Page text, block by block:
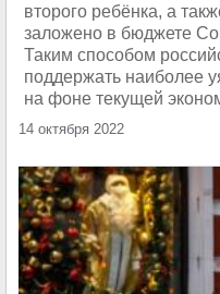
второго ребёнка, а
заложено в бюджете
Таким способом
поддержать наиболее
на фоне текущей
14 октября 2022